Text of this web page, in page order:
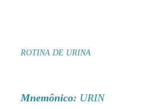
ROTINA DE URINA
Mnemônico: URIN